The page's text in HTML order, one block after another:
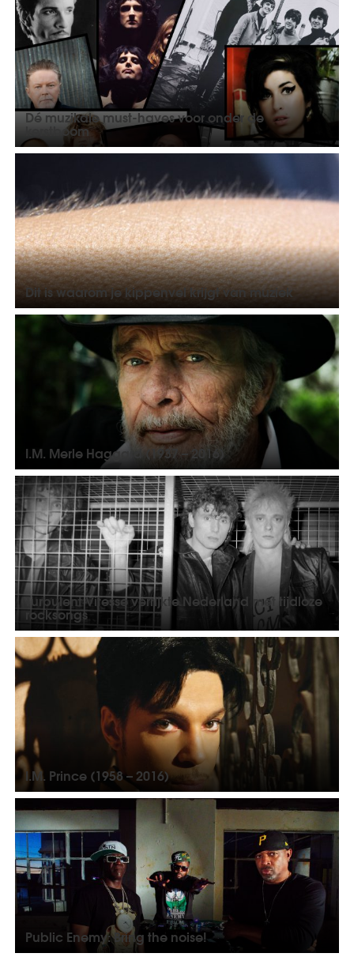
Dé muzikale must-haves voor onder de
kerstboom
Dit is waarom je kippenvel krijgt van muziek
I.M. Merle Haggard (1937 – 2016)
Turbulent Vitesse verrijkte Nederland met tijdloze
rocksongs
I.M. Prince (1958 – 2016)
Public Enemy: Bring the noise!